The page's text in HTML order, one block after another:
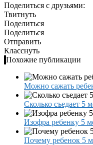
Поделиться с друзьями:
Твитнуть
Поделиться
Поделиться
Отправить
Класснуть
Похожие публикации
Можно сажать
Сколько съедает 5
Изофра ребенку 5
Почему ребенок 5